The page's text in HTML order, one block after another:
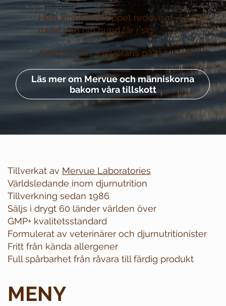
Läs mer om Mervue och människorna
bakom våra tillskott
Hela innehållet öppet redovisat –du ser
exakt vad din hund får i sig
Alltid fri frakt –leverans på 1–3 dagar
Tillverkat av Mervue Laboratories
Världsledande inom djurnutrition
Tillverkning sedan 1986
Säljs i drygt 60 länder världen över
GMP+ kvalitetsstandard
Formulerat av veterinärer och djurnutritionister
Fritt från kända allergener
Full spårbarhet från råvara till färdig produkt
MENY